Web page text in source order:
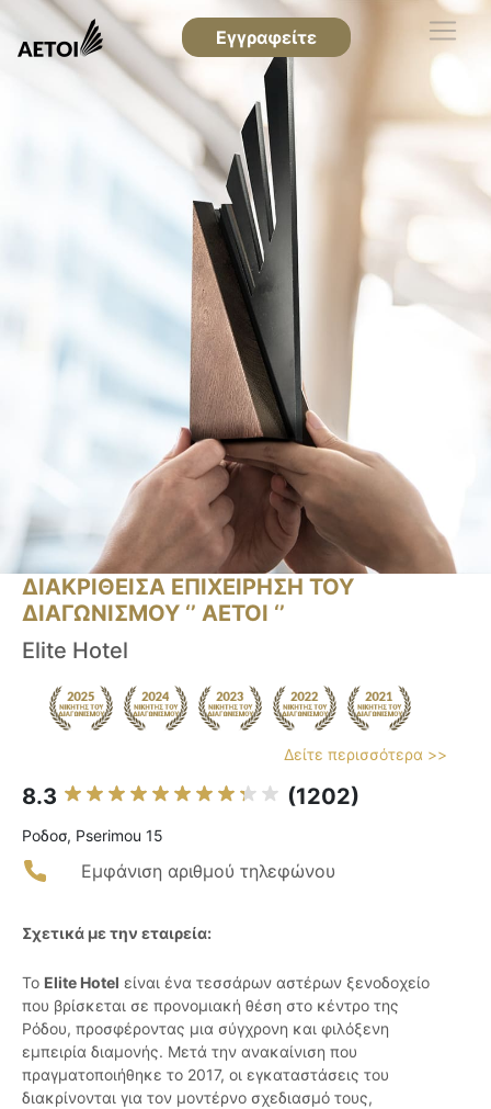
Εγγραφείτε
ΔΙΑΚΡΙΘΕΙΣΑ ΕΠΙΧΕΙΡΗΣΗ ΤΟΥ
ΔΙΑΓΩΝΙΣΜΟΥ ‘’ ΑΕΤΟΙ ‘’
Elite Hotel
Δείτε περισσότερα >>
8.3 (1202)
Ροδοσ, Pserimou 15
Εμφάνιση αριθμού τηλεφώνου
Σχετικά με την εταιρεία:
Το Elite Hotel είναι ένα τεσσάρων αστέρων ξενοδοχείο
που βρίσκεται σε προνομιακή θέση στο κέντρο της
Ρόδου, προσφέροντας μια σύγχρονη και φιλόξενη
εμπειρία διαμονής. Μετά την ανακαίνιση που
πραγματοποιήθηκε το 2017, οι εγκαταστάσεις του
διακρίνονται για τον μοντέρνο σχεδιασμό τους,